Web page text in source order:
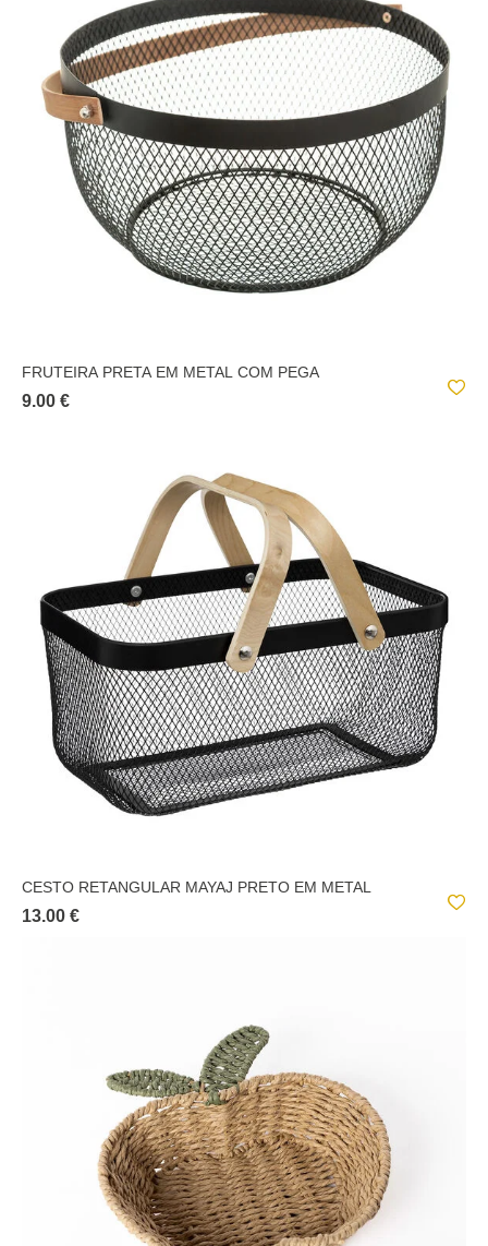
FRUTEIRA PRETA EM METAL COM PEGA
9.00 €
CESTO RETANGULAR MAYAJ PRETO EM METAL
13.00 €